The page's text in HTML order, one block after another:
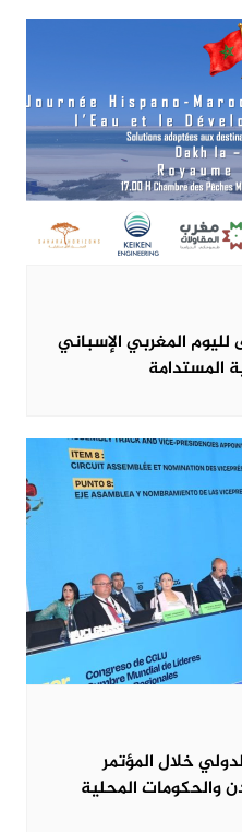
لليوم المغربي الإسباني
المستدامة
خلال المؤتمر
والحكومات المحلية